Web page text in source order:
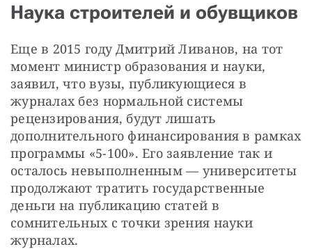
Наука строителей и обувщиков
Еще в 2015 году Дмитрий Ливанов, на тот
момент министр образования и науки,
заявил, что вузы, публикующиеся в
журналах без нормальной системы
рецензирования, будут лишать
дополнительного финансирования в рамках
программы «5-100». Его заявление так и
осталось невыполненным — университеты
продолжают тратить государственные
деньги на публикацию статей в
сомнительных с точки зрения науки
журналах.